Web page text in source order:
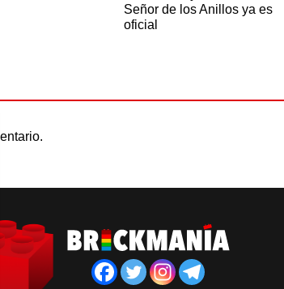
Señor de los Anillos ya es
oficial